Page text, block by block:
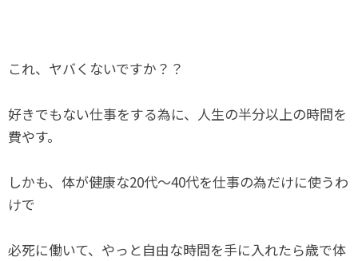
これ、ヤバくないですか？？
好きでもない仕事をする為に、人生の半分以上の時間を
費やす。
しかも、体が健康な20代～40代を仕事の為だけに使うわ
けで
必死に働いて、やっと自由な時間を手に入れたら歳で体